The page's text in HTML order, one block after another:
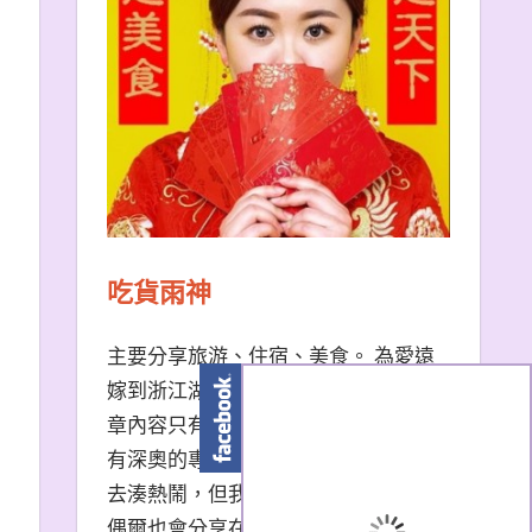
吃貨雨神
主要分享旅游、住宿、美食。 為愛遠
嫁到浙江湖州的台南天秤座女子。 文
章內容只有非常口語易懂的描述，沒
有深奧的專有名詞。 熱門景點我也會
去湊熱鬧，但我更愛冷門小眾景點。